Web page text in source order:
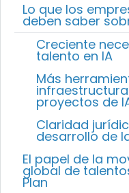
Lo que los
deben saber
Creciente
talento en IA
Más
proyectos de
Claridad
desarrollo de
El papel de la
global de
Plan